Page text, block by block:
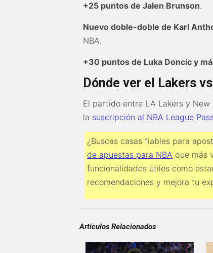
+25 puntos de Jalen Brunson.
Nuevo doble-doble de Karl
NBA.
+30 puntos de Luka Doncic y
Dónde ver el Lakers
El partido entre LA Lakers y
la suscripción al NBA League
¿Buscas casas fiables para
de apuestas para NBA que más
funcionalidades útiles como
recomendaciones y mejora tu
Artículos Relacionados